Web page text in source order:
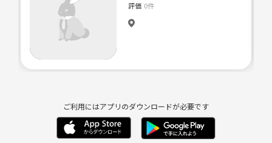
・凛として弓を引く/碧野圭
・言語表現講義/加藤典洋
執筆の90%はぐずぐずすること！天使にはラヴソングを悪
魔に詩を！
評価 0件
ご利用にはアプリのダウンロードが必要です